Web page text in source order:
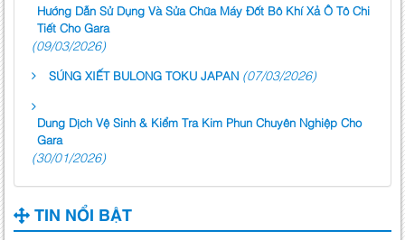
Hướng Dẫn Sử Dụng Và Sửa Chữa Máy Đốt Bô Khí Xả Ô Tô Chi
Tiết Cho Gara
(09/03/2026)
SÚNG XIẾT BULONG TOKU JAPAN (07/03/2026)
Dung Dịch Vệ Sinh & Kiểm Tra Kim Phun Chuyên Nghiệp Cho
Gara
(30/01/2026)
TIN NỔI BẬT